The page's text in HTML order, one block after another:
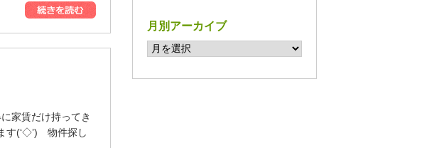
家賃だけ持ってき
す(‘◇’)ゞ物件探し
月別アーカイブ